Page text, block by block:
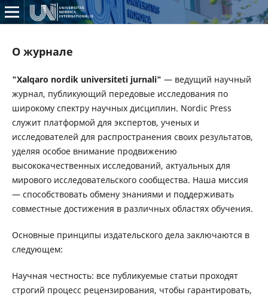
О журнале
"Xalqaro nordik universiteti jurnali" — ведущий научный
журнал, публикующий передовые исследования по
широкому спектру научных дисциплин. Nordic Press
служит платформой для экспертов, ученых и
исследователей для распространения своих результатов,
уделяя особое внимание продвижению
высококачественных исследований, актуальных для
мирового исследовательского сообщества. Наша миссия
— способствовать обмену знаниями и поддерживать
совместные достижения в различных областях обучения.
Основные принципы издательского дела заключаются в
следующем:
Научная честность: все публикуемые статьи проходят
строгий процесс рецензирования, чтобы гарантировать,